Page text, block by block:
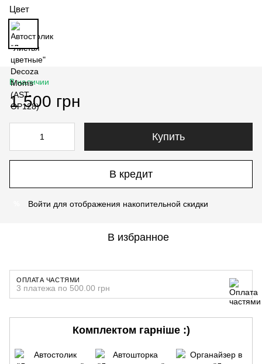
Цвет
В наличии
1 500 грн
Купить
В кредит
Войти для отображения накопительной скидки
В избранное
ОПЛАТА ЧАСТЯМИ
3 платежа по 500.00 грн
Комплектом гарніше :)